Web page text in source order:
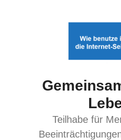
Teilhabe für